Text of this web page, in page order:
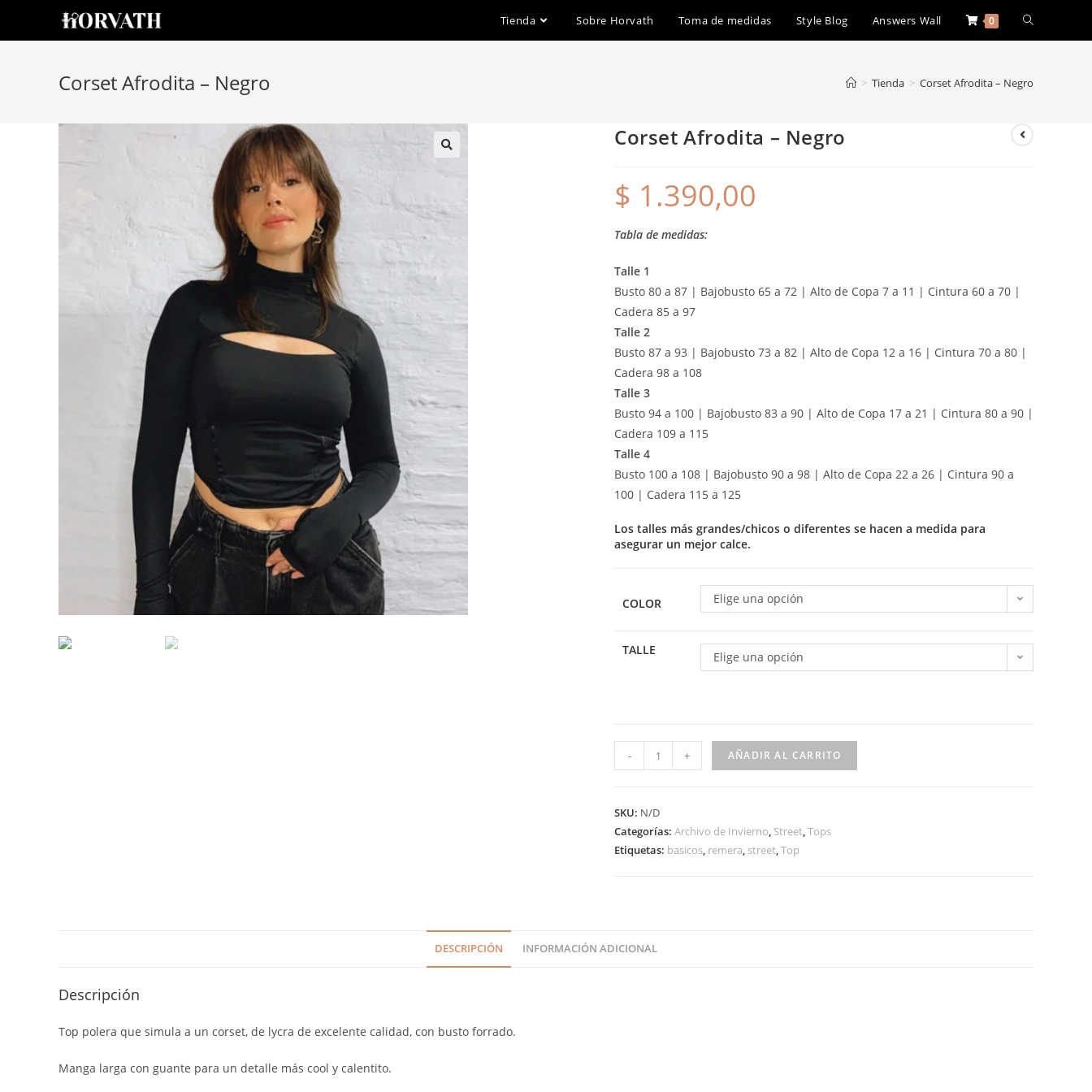
Tienda Sobre Horvath Toma de medidas Style Blog Answers Wall 0
Corset Afrodita – Negro > Tienda > Corset Afrodita – Negro
Corset Afrodita – Negro
$ 1.390,00
Tabla de medidas:
Talle 1
Busto 80 a 87 | Bajobusto 65 a 72 | Alto de Copa 7 a 11 | Cintura 60 a 70 |
Cadera 85 a 97
Talle 2
Busto 87 a 93 | Bajobusto 73 a 82 | Alto de Copa 12 a 16 | Cintura 70 a 80 |
Cadera 98 a 108
Talle 3
Busto 94 a 100 | Bajobusto 83 a 90 | Alto de Copa 17 a 21 | Cintura 80 a 90 |
Cadera 109 a 115
Talle 4
Busto 100 a 108 | Bajobusto 90 a 98 | Alto de Copa 22 a 26 | Cintura 90 a
100 | Cadera 115 a 125
Los talles más grandes/chicos o diferentes se hacen a medida para
asegurar un mejor calce.
COLOR Elige una opción
TALLE Elige una opción
- + AÑADIR AL CARRITO
SKU: N/D
Categorías: Archivo de Invierno, Street,Tops
Etiquetas: basicos, remera, street,Top
DESCRIPCIÓN INFORMACIÓN ADICIONAL
Descripción
Top polera que simula a un corset, de lycra de excelente calidad, con busto forrado.
Manga larga con guante para un detalle más cool y calentito.